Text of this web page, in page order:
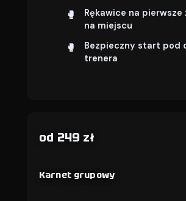
Rękawice na
na miejscu
Bezpieczny start pod
trenera
od 249 zł
Karnet grupowy